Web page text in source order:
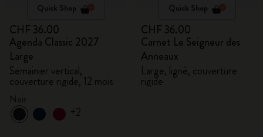
Quick Shop
CHF 36.00
Agenda Classic 2027
Large
Semainier vertical,
couverture rigide, 12 mois
+2
Quick Shop
CHF 36.00
Carnet Le Seigneur des
Anneaux
Large, ligné, couverture
rigide